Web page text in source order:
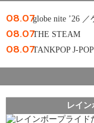
08.07globe nite ’26
08.07THE STEAM
08.07TANKPOP J-
レイ